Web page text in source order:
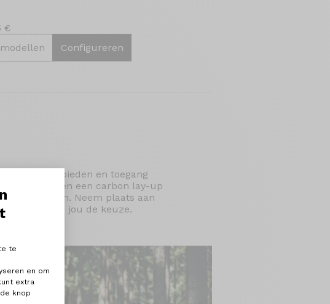
Personaliseer uw opties
te
en om
extra
knop
€
Configureren
je rijplezier bieden en toegang
veerweg en een carbon lay-up
je wensen. Neem plaats aan
park. Aan jou de keuze.